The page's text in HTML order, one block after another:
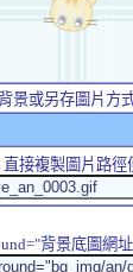
景或另存圖片方
接複製圖片路
背景底圖網